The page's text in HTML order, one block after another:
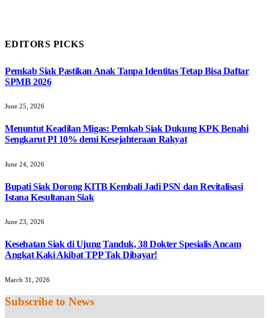
EDITORS PICKS
Pemkab Siak Pastikan Anak Tanpa Identitas Tetap Bisa Daftar
SPMB 2026
June 25, 2026
Menuntut Keadilan Migas: Pemkab Siak Dukung KPK Benahi
Sengkarut PI 10% demi Kesejahteraan Rakyat
June 24, 2026
Bupati Siak Dorong KITB Kembali Jadi PSN dan Revitalisasi
Istana Kesultanan Siak
June 23, 2026
Kesehatan Siak di Ujung Tanduk, 38 Dokter Spesialis Ancam
Angkat Kaki Akibat TPP Tak Dibayar!
March 31, 2026
Subscribe to News